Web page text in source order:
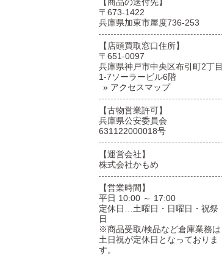
〒673-1422
兵庫県加東市屋度736-253
【店頭買取窓口住所】
〒651-0097
兵庫県神戸市中央区布引町2丁目
1-7ソーラービル6階
» アクセスマップ
【古物営業許可】
兵庫県公安委員会
631122000018号
【運営会社】
株式会社かもめ
【営業時間】
平日 10:00 ～ 17:00
定休日…土曜日・日曜日・祝祭
日
※商品受取/検品など倉庫業務は
土日祝が定休日となっておりま
す。